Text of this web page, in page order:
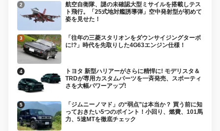
航空自衛隊、謎の未確認大型ミサイルを搭載しテス
ト飛行。「25式地対艦誘導弾」空中発射型が初めて
姿を見せた！
「往年の三菱スタリオンをダウンサイジングターボ
に!?」時代を先取りした4G63エンジン仕様！
トヨタ 新型ハリアーがさらに精悍に! モデリスタ＆
TRDが専用カスタムパーツを一斉発売、スポーティ
さを大幅パワーアップ!
「ジムニーノマド」の“弱点”は本当か？ 買う前に知
っておきたい5つのポイント！小回り、燃費、101馬
力、5速MTを徹底チェック